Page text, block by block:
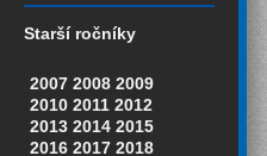
Starší ročníky
2007 2008 2009
2010 2011 2012
2013 2014 2015
2016 2017 2018